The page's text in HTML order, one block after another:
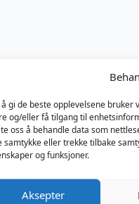
å gi de beste opplevelsene
og/eller få tilgang til
oss å behandle data som
samtykke eller trekke tilbake
og funksjoner.
Aksepter